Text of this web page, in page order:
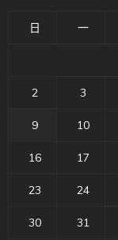
日 一
2 3
9 10
16 17
23 24
30 31